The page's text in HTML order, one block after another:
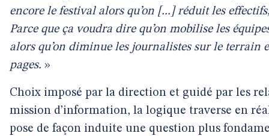
encore le festival alors qu’on [...] réduit les
Parce que ça voudra dire qu’on mobilise les
alors qu’on diminue les journalistes sur le terrain
pages. »
Choix imposé par la direction et guidé par les
mission d’information, la logique traverse en
pose de façon induite une question plus